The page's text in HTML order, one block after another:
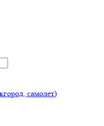
самолет)